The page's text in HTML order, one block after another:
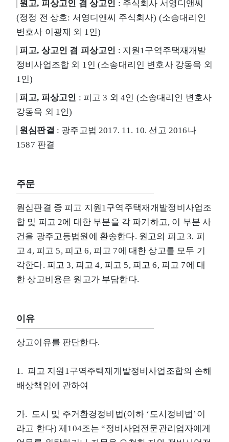
원고, 피상고인 겸 상고인 : 주식회사 서영디앤씨
(정정 전 상호: 서영디앤씨 주식회사) (소송대리인
변호사 이광재 외 1인)
피고, 상고인 겸 피상고인 : 지원1구역주택재개발
정비사업조합 외 1인 (소송대리인 변호사 강동욱 외
1인)
피고, 피상고인 : 피고 3 외 4인 (소송대리인 변호사
강동욱 외 1인)
원심판결 : 광주고법 2017. 11. 10. 선고 2016나
1587 판결
주문
원심판결 중 피고 지원1구역주택재개발정비사업조
합 및 피고 2에 대한 부분을 각 파기하고, 이 부분 사
건을 광주고등법원에 환송한다. 원고의 피고 3, 피
고 4, 피고 5, 피고 6, 피고 7에 대한 상고를 모두 기
각한다. 피고 3, 피고 4, 피고 5, 피고 6, 피고 7에 대
한 상고비용은 원고가 부담한다.
이유
상고이유를 판단한다.
1. 피고 지원1구역주택재개발정비사업조합의 손해
배상책임에 관하여
가. 도시 및 주거환경정비법(이하 ‘도시정비법’이
라고 한다) 제104조는 “정비사업전문관리업자에게